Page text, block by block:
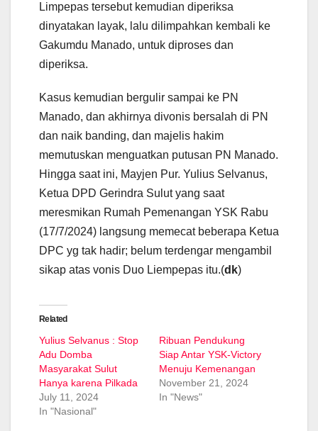
Limpepas tersebut kemudian diperiksa
dinyatakan layak, lalu dilimpahkan kembali ke
Gakumdu Manado, untuk diproses dan
diperiksa.
Kasus kemudian bergulir sampai ke PN
Manado, dan akhirnya divonis bersalah di PN
dan naik banding, dan majelis hakim
memutuskan menguatkan putusan PN Manado.
Hingga saat ini, Mayjen Pur. Yulius Selvanus,
Ketua DPD Gerindra Sulut yang saat
meresmikan Rumah Pemenangan YSK Rabu
(17/7/2024) langsung memecat beberapa Ketua
DPC yg tak hadir; belum terdengar mengambil
sikap atas vonis Duo Liempepas itu.(dk)
Related
Yulius Selvanus : Stop
Adu Domba
Masyarakat Sulut
Hanya karena Pilkada
July 11, 2024
In "Nasional"
Ribuan Pendukung
Siap Antar YSK-Victory
Menuju Kemenangan
November 21, 2024
In "News"